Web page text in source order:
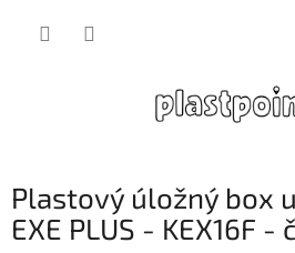
Plastový úložný box
EXE PLUS - KEX16F -